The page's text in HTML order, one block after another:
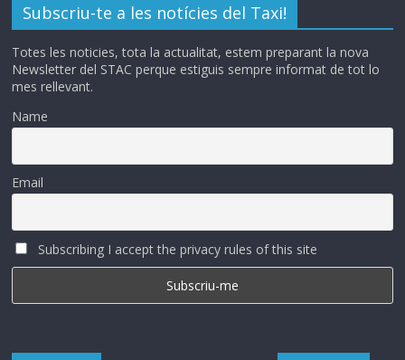
Subscriu-te a les notícies del Taxi!
Totes les noticies, tota la actualitat, estem preparant la nova
Newsletter del STAC perque estiguis sempre informat de tot lo
mes rellevant.
Name
Email
Subscribing I accept the privacy rules of this site